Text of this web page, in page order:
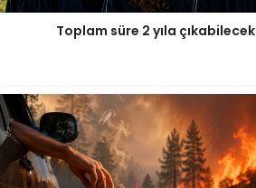
Toplam süre 2 yıla çıkabilecek